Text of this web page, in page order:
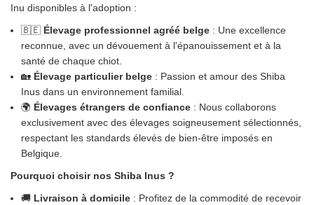
Inu disponibles à l'adoption :
🇧🇪 Élevage professionnel agréé belge : Une excellence
reconnue, avec un dévouement à l'épanouissement et à la
santé de chaque chiot.
🏡 Élevage particulier belge : Passion et amour des Shiba
Inus dans un environnement familial.
🌍 Élevages étrangers de confiance : Nous collaborons
exclusivement avec des élevages soigneusement sélectionnés,
respectant les standards élevés de bien-être imposés en
Belgique.
Pourquoi choisir nos Shiba Inus ?
🚚 Livraison à domicile : Profitez de la commodité de recevoir